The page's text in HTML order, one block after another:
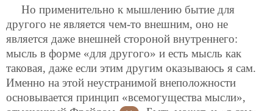
Но применительно к мышлению бытие для
другого не является чем-то внешним, оно не
является даже внешней стороной внутреннего:
мысль в форме «для другого» и есть мысль как
таковая, даже если этим другим оказываюсь я сам.
Именно на этой неустранимой внеположности
основывается принцип «всемогущества мысли»,